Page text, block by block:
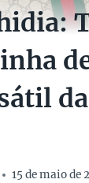
15 de maio de